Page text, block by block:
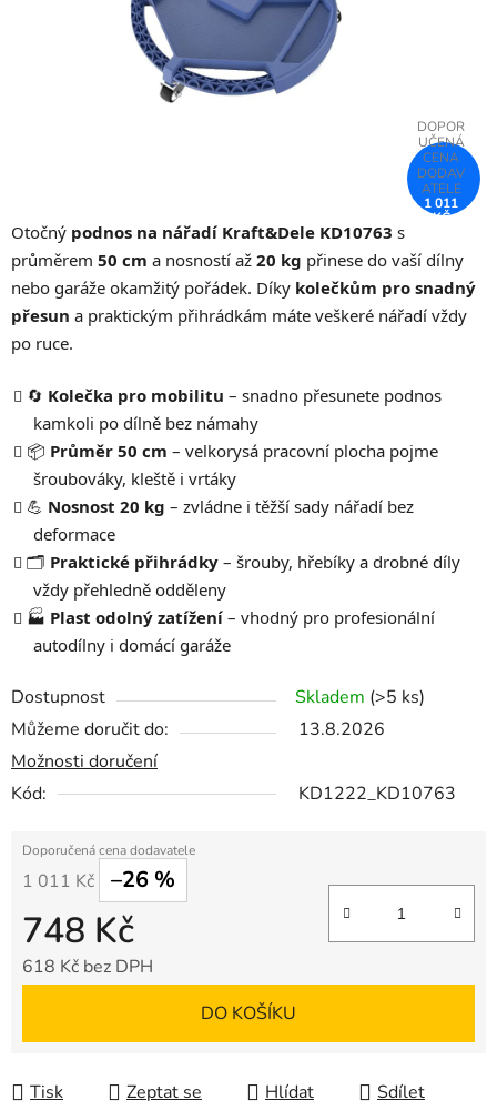
Otočný podnos na nářadí Kraft&Dele KD10763 s
průměrem 50 cm a nosností až 20 kg přinese do vaší dílny
nebo garáže okamžitý pořádek. Díky kolečkům pro snadný
přesun a praktickým přihrádkám máte veškeré nářadí vždy
po ruce.
🔄 Kolečka pro mobilitu – snadno přesunete podnos
kamkoli po dílně bez námahy
📦 Průměr 50 cm – velkorysá pracovní plocha pojme
šroubováky, kleště i vrtáky
💪 Nosnost 20 kg – zvládne i těžší sady nářadí bez
deformace
🗂️ Praktické přihrádky – šrouby, hřebíky a drobné díly
vždy přehledně odděleny
🏭 Plast odolný zatížení – vhodný pro profesionální
autodílny i domácí garáže
Dostupnost Skladem (>5 ks)
Můžeme doručit do:
13.8.2026
Možnosti doručení
Kód:
KD1222_KD10763
1 011 Kč –26 %
748 Kč
618 Kč bez DPH
DO KOŠÍKU
Tisk Zeptat se Hlídat Sdílet
1 011
KČ